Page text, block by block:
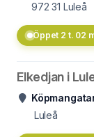
972 31 Luleå
Öppet 2 t. 02
Elkedjan i
Luleå